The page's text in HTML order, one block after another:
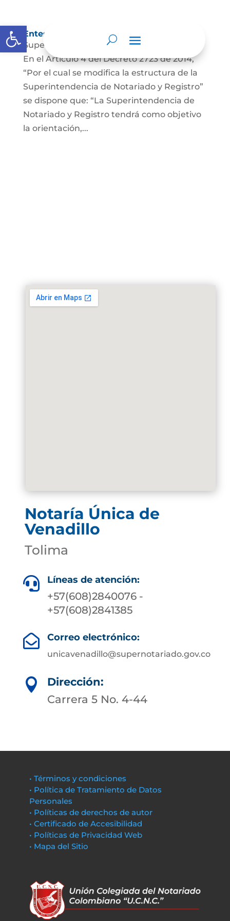
Abrir barra de herramientas
Entes y autoridades que lo vigilan
Superintendencia de Notariado y Registro
En el Artículo 4 del Decreto 2723 de 2014,
“Por el cual se modifica la estructura de la
Superintendencia de Notariado y Registro”
se dispone que: “La Superintendencia de
Notariado y Registro tendrá como objetivo
la orientación,...
Notaría Única de
Venadillo
Tolima
 Líneas de atención:
+57(608)2840076 -
+57(608)2841385
 Correo electrónico:
unicavenadillo@supernotariado.gov.co

Dirección:
Carrera 5 No. 4-44
• Términos y condiciones
• Política de Tratamiento de Datos
Personales
• Políticas de derechos de autor
• Certificado de Accesibilidad
• Políticas de Privacidad Web
• Mapa del Sitio